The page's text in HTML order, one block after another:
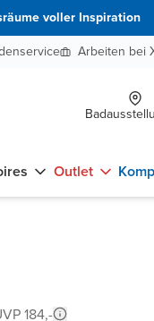
voller Inspiration
Arbeiten bei
Outlet
184,-